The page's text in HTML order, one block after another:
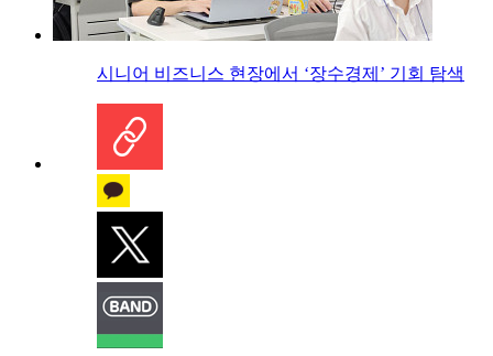
시니어 비즈니스 현장에서 ‘장수경제’ 기회 탐색